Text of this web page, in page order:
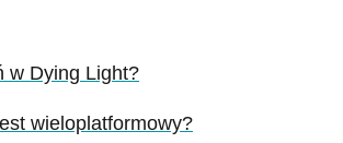
w Dying Light?
wieloplatformowy?